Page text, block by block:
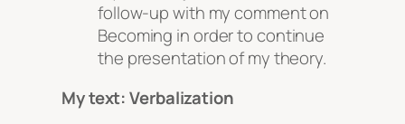
follow-up with my comment on
Becoming in order to continue
the presentation of my theory.
My text: Verbalization